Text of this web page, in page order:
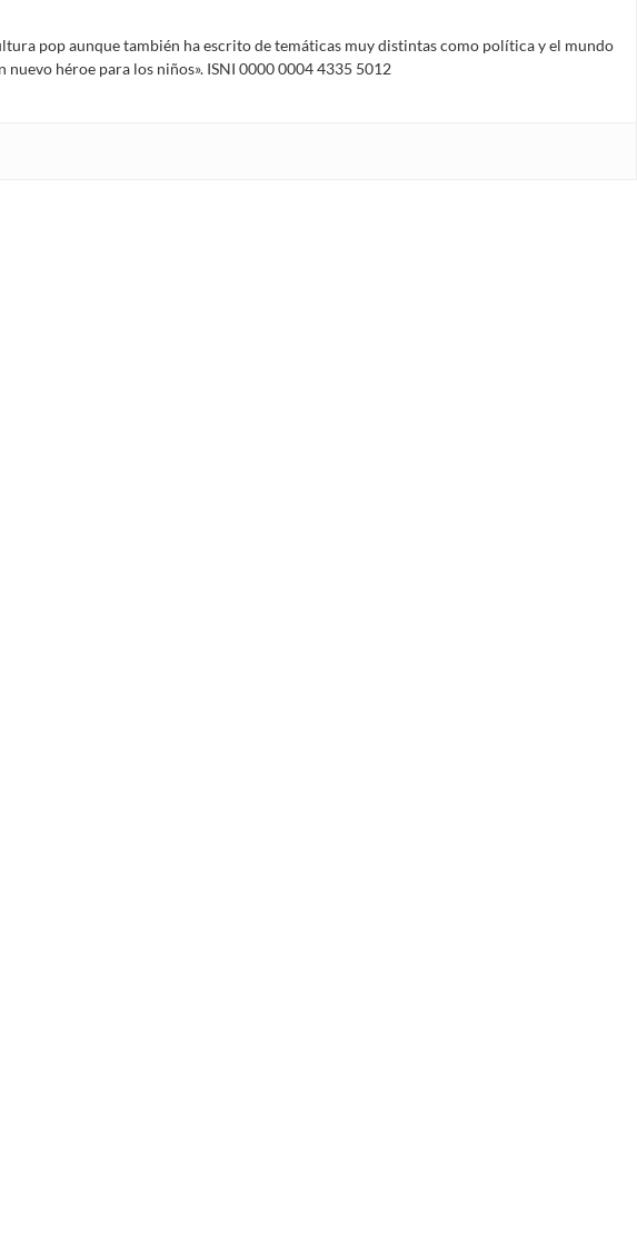
pop aunque también ha escrito de temáticas muy distintas como política y el mundo
héroe para los niños». ISNI 0000 0004 4335 5012